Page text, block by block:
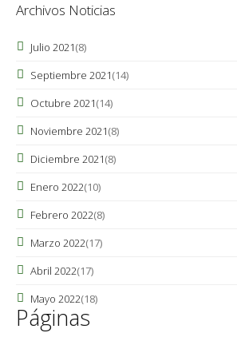
Archivos Noticias
Julio 2021(8)
Septiembre 2021(14)
Octubre 2021(14)
Noviembre 2021(8)
Diciembre 2021(8)
Enero 2022(10)
Febrero 2022(8)
Marzo 2022(17)
Abril 2022(17)
Mayo 2022(18)
Páginas